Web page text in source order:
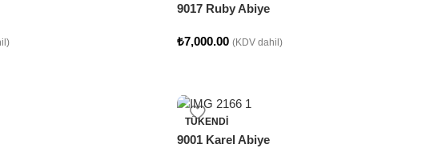
9017 Ruby Abiye
₺7,000.00 (KDV dahil)
TÜKENDI
9001 Karel Abiye